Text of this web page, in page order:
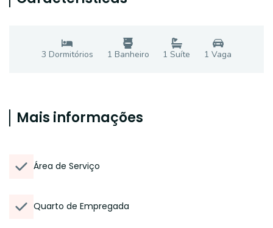
3 Dormitórios 1 Banheiro 1 Suíte 1 Vaga
Mais informações
Área de Serviço
Quarto de Empregada